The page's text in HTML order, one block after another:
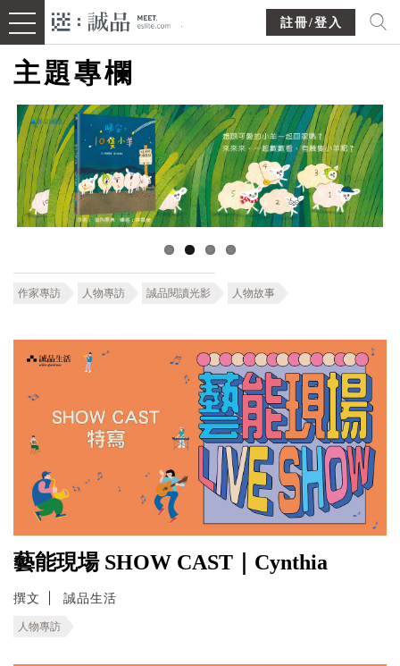
註冊/登入
主題專欄
作家專訪 人物專訪 誠品閱讀光影 人物故事
藝能現場 SHOW CAST｜Cynthia
撰文 誠品生活
人物專訪